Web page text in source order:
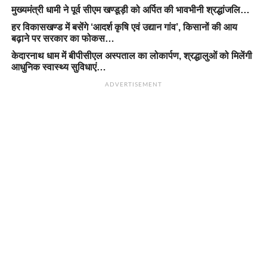
मुख्यमंत्री धामी ने पूर्व सीएम खण्डूड़ी को अर्पित की भावभीनी श्रद्धांजलि…
हर विकासखण्ड में बसेंगे ‘आदर्श कृषि एवं उद्यान गांव’, किसानों की आय
बढ़ाने पर सरकार का फोकस…
केदारनाथ धाम में बीपीसीएल अस्पताल का लोकार्पण, श्रद्धालुओं को मिलेंगी
आधुनिक स्वास्थ्य सुविधाएं…
ADVERTISEMENT